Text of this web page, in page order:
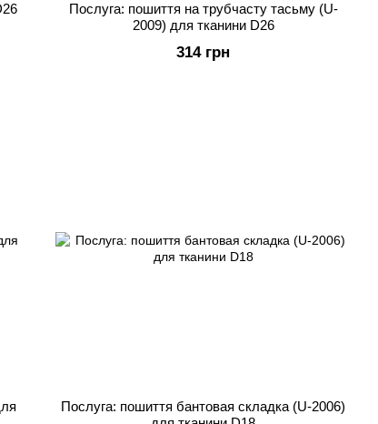
Послуга: пошиття на трубчасту тасьму (U-
2009) для тканини D26
314 грн
Послуга: пошиття бантовая складка (U-2006)